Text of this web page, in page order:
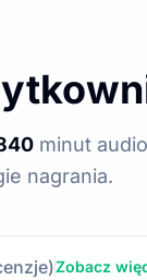
minut
nagrania.
Zobacz